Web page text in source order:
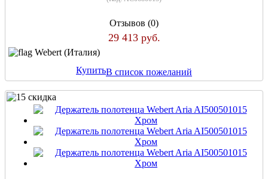
Отзывов (0)
29 413 руб.
Webert (Италия)
КупитьВ список пожеланий